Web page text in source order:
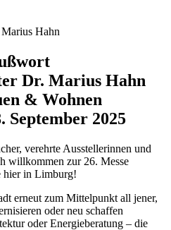
Dr. Marius Hahn
& Wohnen
September 2025
verehrte Ausstellerinnen und
willkommen zur 26. Messe
hier in Limburg!
erneut zum Mittelpunkt all jener,
oder neu schaffen
oder Energieberatung – die